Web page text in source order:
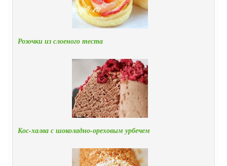
Розочки из слоеного теста
Кос-халва с шоколадно-ореховым урбечем